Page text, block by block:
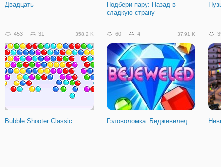
Двадцать
Подбери пару: Назад в
сладкую страну
453 31 358.2 K
Bubble Shooter Classic
60 4 37.91 K
Головоломка: Беджевелед